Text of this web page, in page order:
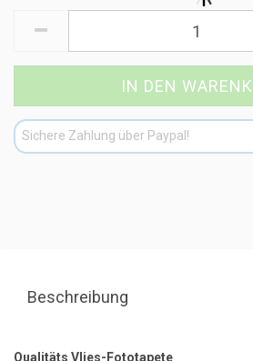
Sichere Zahlung über Paypal!
Beschreibung
Qualitäts Vlies-Fototapete